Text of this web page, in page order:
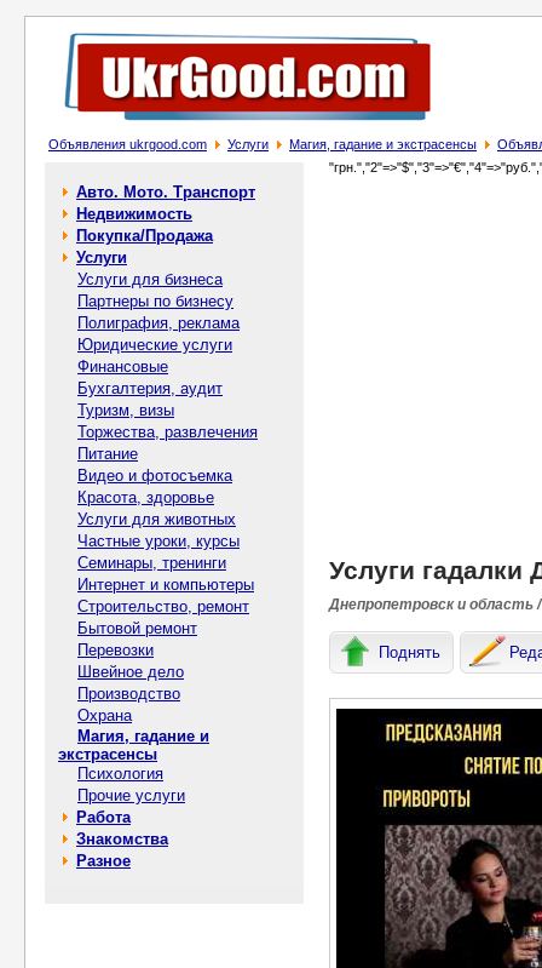
Объявления ukrgood.com Услуги Магия, гадание и экстрасенсы
Авто. Мото. Транспорт
Недвижимость
Покупка/Продажа
Услуги
Услуги для бизнеса
Партнеры по бизнесу
Полиграфия, реклама
Юридические услуги
Финансовые
Бухгалтерия, аудит
Туризм, визы
Торжества, развлечения
Питание
Видео и фотосъемка
Красота, здоровье
Услуги для животных
Частные уроки, курсы
Семинары, тренинги
Интернет и компьютеры
Строительство, ремонт
Бытовой ремонт
Перевозки
Швейное дело
Производство
Охрана
Магия, гадание и
экстрасенсы
Психология
Прочие услуги
Работа
Знакомства
Разное
Услуги
Днепропетровск и область
Поднять